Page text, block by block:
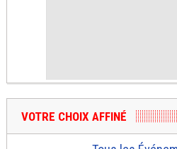
VOTRE CHOIX AFFINÉ